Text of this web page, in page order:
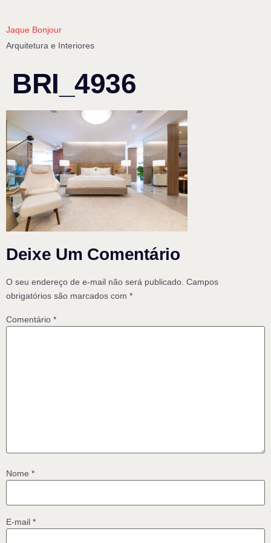
Jaque Bonjour
Arquitetura e Interiores
BRI_4936
Deixe Um Comentário
O seu endereço de e-mail não será publicado. Campos
obrigatórios são marcados com *
Comentário *
Nome *
E-mail *